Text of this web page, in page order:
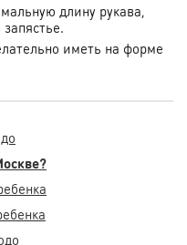
длину рукава,
иметь на форме